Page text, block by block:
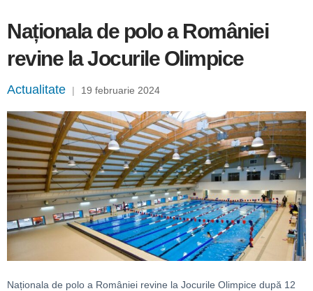
Naționala de polo a României
revine la Jocurile Olimpice
Actualitate | 19 februarie 2024
Naționala de polo a României revine la Jocurile Olimpice după 12